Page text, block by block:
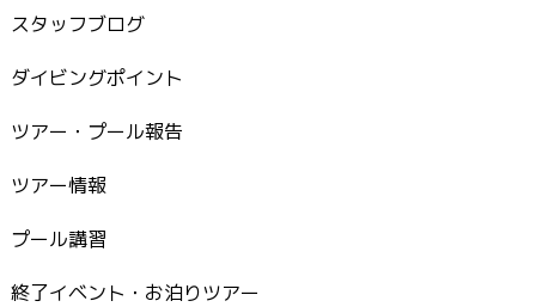
スタッフブログ
ダイビングポイント
ツアー・プール報告
ツアー情報
プール講習
終了イベント・お泊りツアー